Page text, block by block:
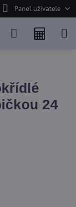
Panel uživatele
24